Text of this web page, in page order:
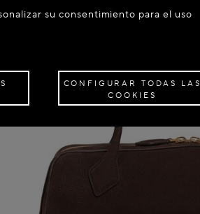
su consentimiento para el uso
CONFIGURAR TODAS LAS
COOKIES